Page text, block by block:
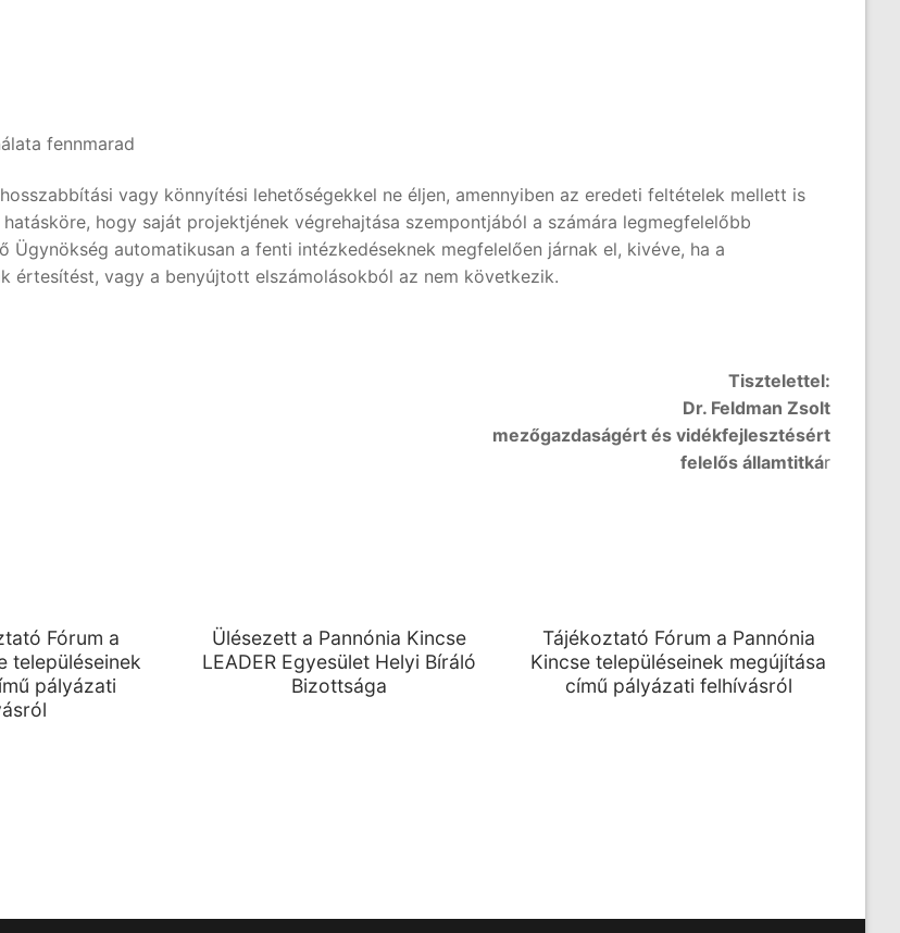
fennmarad
vagy könnyítési lehetőségekkel ne éljen, amennyiben az eredeti feltételek mellett is
hogy saját projektjének végrehajtása szempontjából a számára legmegfelelőbb
automatikusan a fenti intézkedéseknek megfelelően járnak el, kivéve, ha a
értesítést, vagy a benyújtott elszámolásokból az nem következik.
Tisztelettel:
Dr. Feldman Zsolt
mezőgazdaságért és vidékfejlesztésért
felelős államtitkár
Fórum a
településeinek
pályázati
Ülésezett a Pannónia Kincse
LEADER Egyesület Helyi Bíráló
Bizottsága
Tájékoztató Fórum a Pannónia
Kincse településeinek megújítása
című pályázati felhívásról